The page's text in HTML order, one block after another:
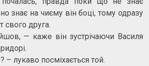
знає на чиєму він боці, тому одразу
свого друга.
— каже він зустрічаючи Василя
– лукаво посміхається той.